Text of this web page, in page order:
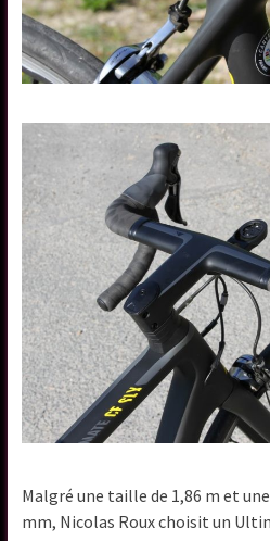
Malgré une taille de 1,86 m et
mm, Nicolas Roux choisit un